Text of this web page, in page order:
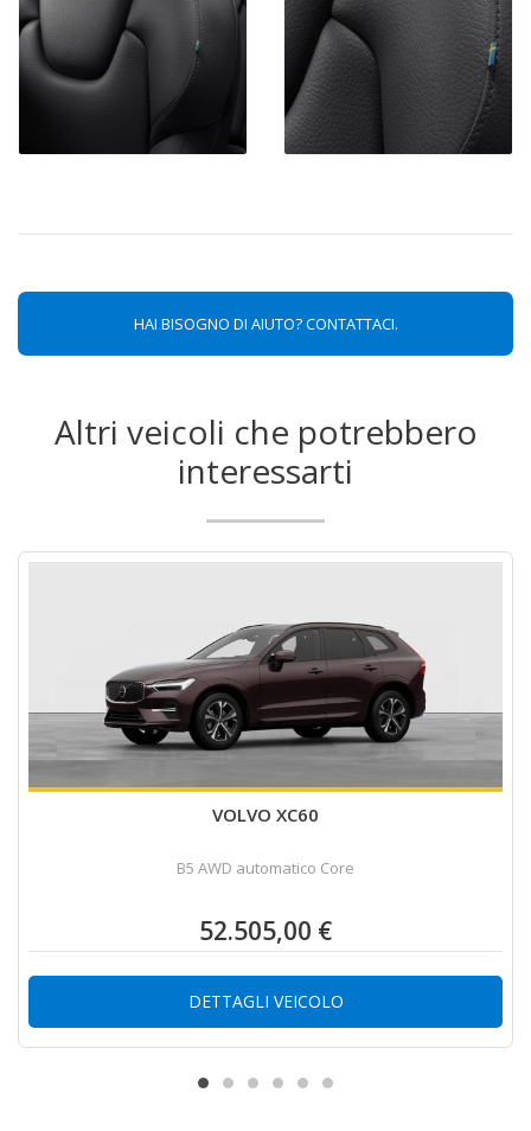
HAI BISOGNO DI AIUTO? CONTATTACI.
Altri veicoli che potrebbero
interessarti
VOLVO XC60
B5 AWD automatico Core
52.505,00 €
DETTAGLI VEICOLO